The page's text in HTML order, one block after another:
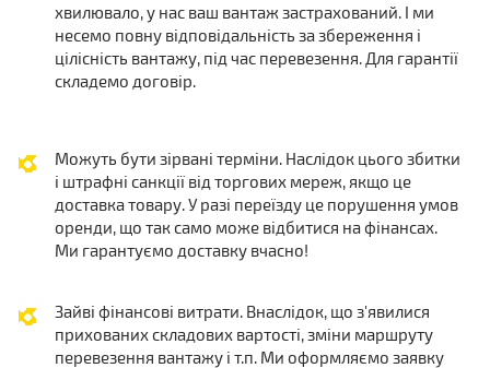
хвилювало, у нас ваш вантаж застрахований. І ми
несемо повну відповідальність за збереження і
цілісність вантажу, під час перевезення. Для гарантії
складемо договір.
Можуть бути зірвані терміни. Наслідок цього збитки
і штрафні санкції від торгових мереж, якщо це
доставка товару. У разі переїзду це порушення умов
оренди, що так само може відбитися на фінансах.
Ми гарантуємо доставку вчасно!
Зайві фінансові витрати. Внаслідок, що з'явилися
прихованих складових вартості, зміни маршруту
перевезення вантажу і т.п. Ми оформляємо заявку